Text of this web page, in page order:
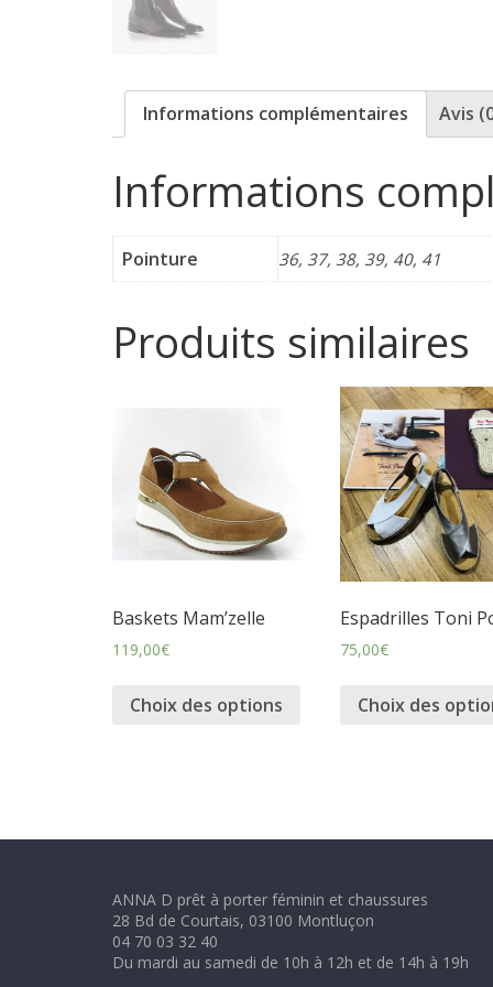
p
o
r
t
e
r
é
m
i
n
e
t
c
Informations complémentaires Avis
Informations
Pointure 36, 37, 38, 39, 40, 41
Produits similaires
Baskets Mam’zelle
119,00€
Choix des options
Espadrilles Toni
75,00€
Choix des
ANNA D prêt à porter féminin et chaussures
28 Bd de Courtais, 03100 Montluçon
04 70 03 32 40
Du mardi au samedi de 10h à 12h et de 14h à 19h